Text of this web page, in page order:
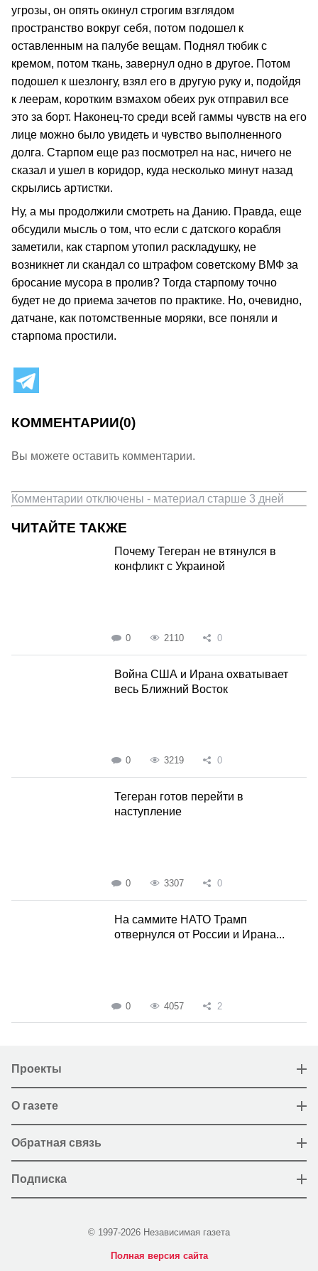
угрозы, он опять окинул строгим взглядом
пространство вокруг себя, потом подошел к
оставленным на палубе вещам. Поднял тюбик с
кремом, потом ткань, завернул одно в другое. Потом
подошел к шезлонгу, взял его в другую руку и, подойдя
к леерам, коротким взмахом обеих рук отправил все
это за борт. Наконец-то среди всей гаммы чувств на его
лице можно было увидеть и чувство выполненного
долга. Старпом еще раз посмотрел на нас, ничего не
сказал и ушел в коридор, куда несколько минут назад
скрылись артистки.
Ну, а мы продолжили смотреть на Данию. Правда, еще
обсудили мысль о том, что если с датского корабля
заметили, как старпом утопил раскладушку, не
возникнет ли скандал со штрафом советскому ВМФ за
бросание мусора в пролив? Тогда старпому точно
будет не до приема зачетов по практике. Но, очевидно,
датчане, как потомственные моряки, все поняли и
старпома простили.
КОММЕНТАРИИ(0)
Вы можете оставить комментарии.
Комментарии отключены - материал старше 3 дней
ЧИТАЙТЕ ТАКЖЕ
Почему Тегеран не втянулся в
конфликт с Украиной
0 2110 0
Война США и Ирана охватывает
весь Ближний Восток
0 3219 0
Тегеран готов перейти в
наступление
0 3307 0
На саммите НАТО Трамп
отвернулся от России и Ирана...
0 4057 2
Проекты
О газете
Обратная связь
Подписка
© 1997-2026 Независимая газета
Полная версия сайта